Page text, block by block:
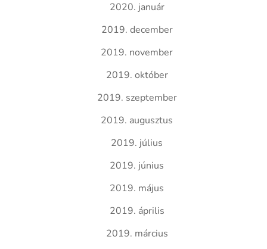
2020. január
2019. december
2019. november
2019. október
2019. szeptember
2019. augusztus
2019. július
2019. június
2019. május
2019. április
2019. március